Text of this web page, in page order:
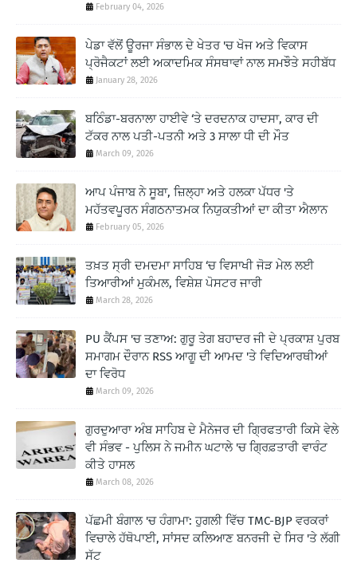
February 04, 2026
ਪੇਡਾ ਵੱਲੋਂ ਊਰਜਾ ਸੰਭਾਲ ਦੇ ਖੇਤਰ 'ਚ ਖੋਜ ਅਤੇ ਵਿਕਾਸ
ਪ੍ਰੋਜੈਕਟਾਂ ਲਈ ਅਕਾਦਮਿਕ ਸੰਸਥਾਵਾਂ ਨਾਲ ਸਮਝੌਤੇ ਸਹੀਬੱਧ
January 28, 2026
ਬਠਿੰਡਾ-ਬਰਨਾਲਾ ਹਾਈਵੇ ‘ਤੇ ਦਰਦਨਾਕ ਹਾਦਸਾ, ਕਾਰ ਦੀ
ਟੱਕਰ ਨਾਲ ਪਤੀ-ਪਤਨੀ ਅਤੇ 3 ਸਾਲਾ ਧੀ ਦੀ ਮੌਤ
March 09, 2026
ਆਪ ਪੰਜਾਬ ਨੇ ਸੂਬਾ, ਜ਼ਿਲ੍ਹਾ ਅਤੇ ਹਲਕਾ ਪੱਧਰ 'ਤੇ
ਮਹੱਤਵਪੂਰਨ ਸੰਗਠਨਾਤਮਕ ਨਿਯੁਕਤੀਆਂ ਦਾ ਕੀਤਾ ਐਲਾਨ
February 05, 2026
ਤਖ਼ਤ ਸ੍ਰੀ ਦਮਦਮਾ ਸਾਹਿਬ ‘ਚ ਵਿਸਾਖੀ ਜੋੜ ਮੇਲ ਲਈ
ਤਿਆਰੀਆਂ ਮੁਕੰਮਲ, ਵਿਸ਼ੇਸ਼ ਪੋਸਟਰ ਜਾਰੀ
March 28, 2026
PU ਕੈਂਪਸ 'ਚ ਤਣਾਅ: ਗੁਰੂ ਤੇਗ ਬਹਾਦਰ ਜੀ ਦੇ ਪ੍ਰਕਾਸ਼ ਪੁਰਬ
ਸਮਾਗਮ ਦੌਰਾਨ RSS ਆਗੂ ਦੀ ਆਮਦ 'ਤੇ ਵਿਦਿਆਰਥੀਆਂ
ਦਾ ਵਿਰੋਧ
March 09, 2026
ਗੁਰਦੁਆਰਾ ਅੰਬ ਸਾਹਿਬ ਦੇ ਮੈਨੇਜਰ ਦੀ ਗ੍ਰਿਫਤਾਰੀ ਕਿਸੇ ਵੇਲੇ
ਵੀ ਸੰਭਵ - ਪੁਲਿਸ ਨੇ ਜਮੀਨ ਘਟਾਲੇ 'ਚ ਗ੍ਰਿਫ਼ਤਾਰੀ ਵਾਰੰਟ
ਕੀਤੇ ਹਾਸਲ
March 08, 2026
ਪੱਛਮੀ ਬੰਗਾਲ 'ਚ ਹੰਗਾਮਾ: ਹੁਗਲੀ ਵਿੱਚ TMC-BJP ਵਰਕਰਾਂ
ਵਿਚਾਲੇ ਹੱਥੋਪਾਈ, ਸਾਂਸਦ ਕਲਿਆਣ ਬਨਰਜੀ ਦੇ ਸਿਰ 'ਤੇ ਲੱਗੀ
ਸੱਟ